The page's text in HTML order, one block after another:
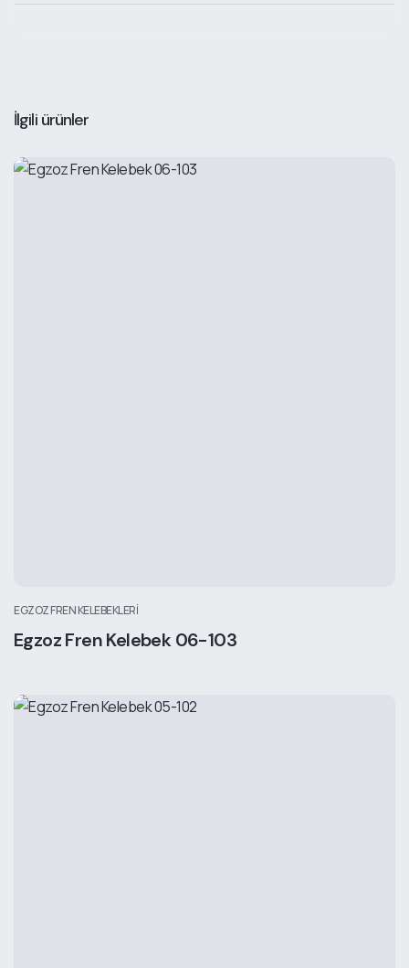
İlgili ürünler
EGZOZ FREN KELEBEKLERI
Egzoz Fren Kelebek 06-103